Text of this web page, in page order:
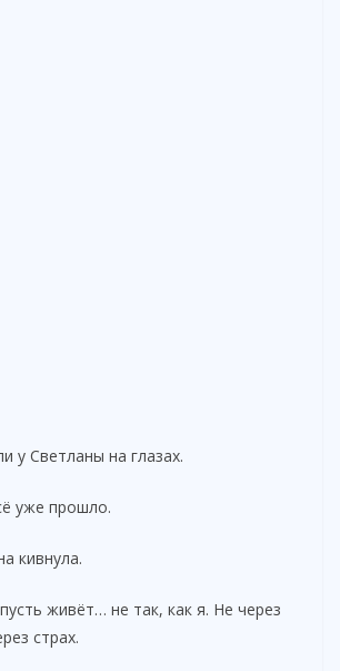
у Светланы на глазах.
уже прошло.
кивнула.
живёт… не так, как я. Не через
страх.